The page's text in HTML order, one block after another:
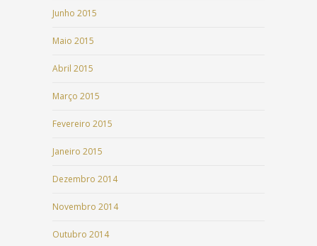
Junho 2015
Maio 2015
Abril 2015
Março 2015
Fevereiro 2015
Janeiro 2015
Dezembro 2014
Novembro 2014
Outubro 2014